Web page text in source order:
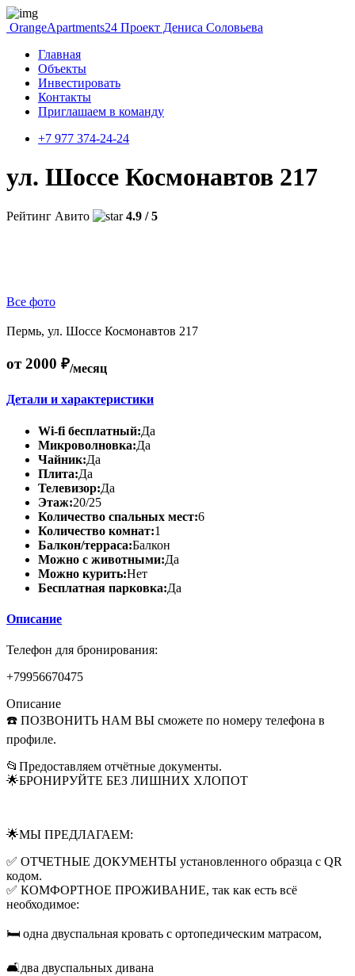
OrangeApartments24 Проект Дениса Соловьева
Главная
Объекты
Инвестировать
Контакты
Приглашаем в команду
+7 977 374-24-24
ул. Шоссе Космонавтов 217
Рейтинг Авито 4.9 / 5
Все фото
Пермь, ул. Шоссе Космонавтов 217
от 2000 ₽/месяц
Детали и характеристики
Wi-fi бесплатный:Да
Микроволновка:Да
Чайник:Да
Плита:Да
Телевизор:Да
Этаж:20/25
Количество спальных мест:6
Количество комнат:1
Балкон/терраса:Балкон
Можно с животными:Да
Можно курить:Нет
Бесплатная парковка:Да
Описание
Телефон для бронирования:
+79956670475
Описание
☎️ ПОЗВОНИТЬ НАМ ВЫ сможете по номеру телефона в
профиле.
📂Предоставляем отчётные документы.
🌟БРОНИРУЙТЕ БЕЗ ЛИШНИХ ХЛОПОТ
🌟МЫ ПРЕДЛАГАЕМ:
✅ ОТЧЕТНЫЕ ДОКУМЕНТЫ установленного образца с QR
кодом.
✅ КОМФОРТНОЕ ПРОЖИВАНИЕ, так как есть всё
необходимое:
🛏️ одна двуспальная кровать с ортопедическим матрасом,
🛋️два двуспальных дивана